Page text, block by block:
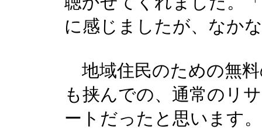
に感じましたが、なか
地域住民のための無
も挟んでの、通常のリ
ートだったと思います